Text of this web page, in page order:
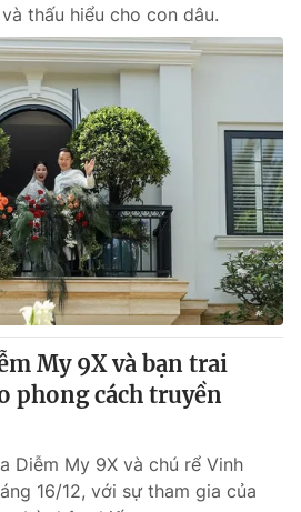
English
hình Việt Nam
VTV
in và báo điện tử số 483/GP-BTTTT
Thủy
931 - 024.38 355 932
024.66 897 897
thấu hiểu cho con dâu.
My 9X và bạn trai
phong cách truyền
Diễm My 9X và chú rể Vinh
16/12, với sự tham gia của